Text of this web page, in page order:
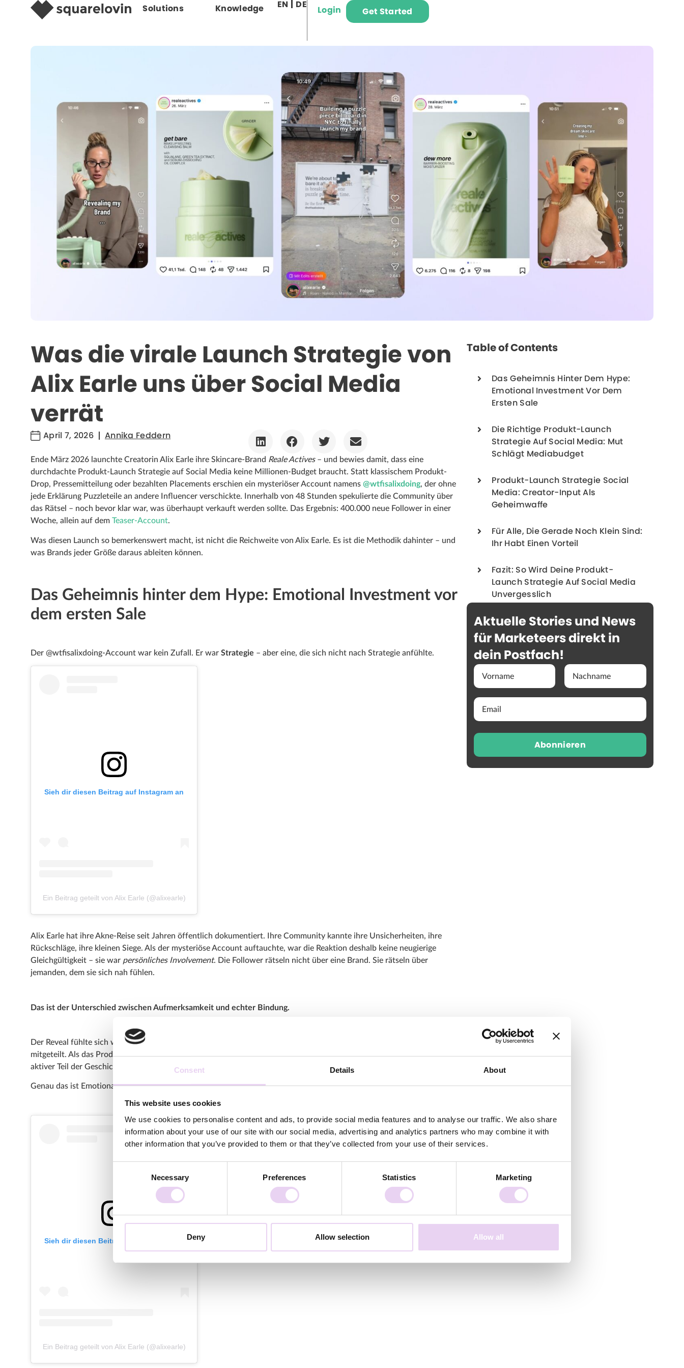
Consent Details About
This website uses cookies
We use cookies to personalise content and ads, to provide social media features and to analyse our traffic. We also share
information about your use of our site with our social media, advertising and analytics partners who may combine it with
other information that you’ve provided to them or that they’ve collected from your use of their services.
Necessary Preferences Statistics Marketing
Deny Allow selection Allow all
Solutions Knowledge
EN DE
Login Get Started
Was die virale Launch Strategie von
Alix Earle uns über Social Media
verrät
April 7, 2026 Annika Feddern
Ende März 2026 launchte Creatorin Alix Earle ihre Skincare-Brand Reale Actives– und bewies damit, dass eine
durchdachte Produkt-Launch Strategie auf Social Media keine Millionen-Budget braucht. Statt klassischem Produkt-
Drop, Pressemitteilung oder bezahlten Placements erschien ein mysteriöser Account namens @wtfisalixdoing, der ohne
jede Erklärung Puzzleteile an andere Influencer verschickte. Innerhalb von 48 Stunden spekulierte die Community über
das Rätsel – noch bevor klar war, was überhaupt verkauft werden sollte. Das Ergebnis: 400.000 neue Follower in einer
Woche, allein auf dem Teaser-Account.
Was diesen Launch so bemerkenswert macht, ist nicht die Reichweite von Alix Earle. Es ist die Methodik dahinter – und
was Brands jeder Größe daraus ableiten können.
Das Geheimnis hinter dem Hype: Emotional Investment vor
dem ersten Sale
Der @wtfisalixdoing-Account war kein Zufall. Er war Strategie – aber eine, die sich nicht nach Strategie anfühlte.
Sieh dir diesen Beitrag auf Instagram an
Ein Beitrag geteilt von Alix Earle (@alixearle)
Alix Earle hat ihre Akne-Reise seit Jahren öffentlich dokumentiert. Ihre Community kannte ihre Unsicherheiten, ihre
Rückschläge, ihre kleinen Siege. Als der mysteriöse Account auftauchte, war die Reaktion deshalb keine neugierige
Gleichgültigkeit – sie war persönliches Involvement. Die Follower rätseln nicht über eine Brand. Sie rätseln über
jemanden, dem sie sich nah fühlen.
Das ist der Unterschied zwischen Aufmerksamkeit und echter Bindung.
Der Reveal fühlte sich wie eine Belohnung an, nicht wie ein Sales-Pitch. Die Community hatte mitgemacht, mitgefiebert,
mitgeteilt. Als das Produkt enthüllt wurde, war das Publikum nicht passiver Empfänger einer Werbebotschaft – es war
aktiver Teil der Geschichte.
Genau das ist Emotional Investment. Und kein Mediabudget der Welt kann es erkaufen.
Sieh dir diesen Beitrag auf Instagram an
Ein Beitrag geteilt von Alix Earle (@alixearle)
Table of Contents
Das Geheimnis Hinter Dem Hype:
Emotional Investment Vor Dem
Ersten Sale
Die Richtige Produkt-Launch
Strategie Auf Social Media: Mut
Schlägt Mediabudget
Produkt-Launch Strategie Social
Media: Creator-Input Als
Geheimwaffe
Für Alle, Die Gerade Noch Klein Sind:
Ihr Habt Einen Vorteil
Fazit: So Wird Deine Produkt-
Launch Strategie Auf Social Media
Unvergesslich
Aktuelle Stories und News
für Marketeers direkt in
dein Postfach!
Abonnieren